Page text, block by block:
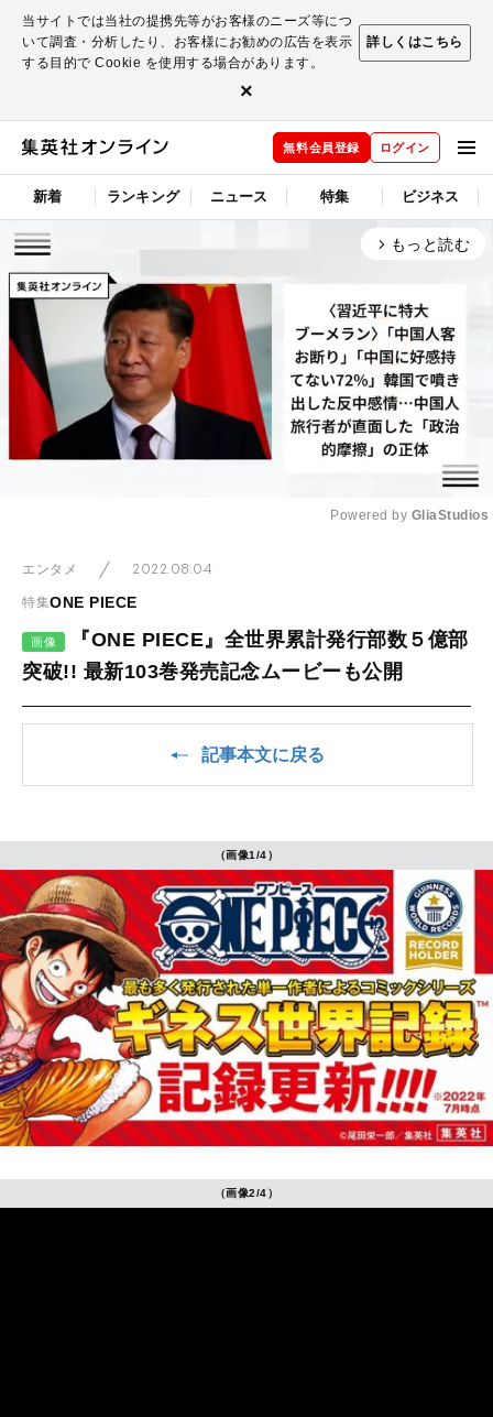
当サイトでは当社の提携先等がお客様のニーズ等につ
いて調査・分析したり、お客様にお勧めの広告を表示
する目的で Cookie を使用する場合があります。
詳しくはこちら
×
無料会員登録 ログイン
新着 ランキング ニュース 特集 ビジネス
arrow_forward_ios もっと読む
Powered by GliaStudios
エンタメ 2022.08.04
特集ONE PIECE
画像
『ONE PIECE』全世界累計発行部数５億部
突破!! 最新103巻発売記念ムービーも公開
記事本文に戻る
（画像1/4）
（画像2/4）